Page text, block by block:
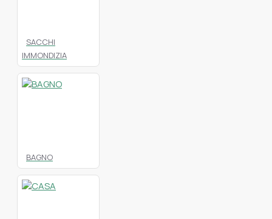
SACCHI
IMMONDIZIA
BAGNO